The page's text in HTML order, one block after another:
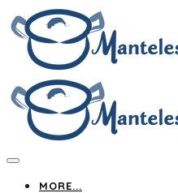
MORE...